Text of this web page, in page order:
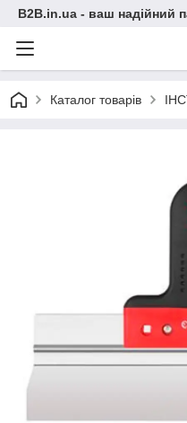
B2B.in.ua - ваш надійний
Каталог товарів